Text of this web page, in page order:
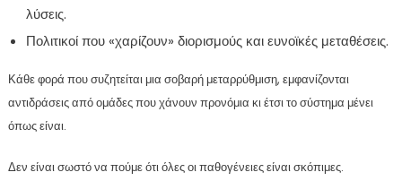
λύσεις.
Πολιτικοί που «χαρίζουν» διορισμούς και ευνοϊκές μεταθέσεις.
Κάθε φορά που συζητείται μια σοβαρή μεταρρύθμιση, εμφανίζονται
αντιδράσεις από ομάδες που χάνουν προνόμια κι έτσι το σύστημα μένει
όπως είναι.
Δεν είναι σωστό να πούμε ότι όλες οι παθογένειες είναι σκόπιμες.